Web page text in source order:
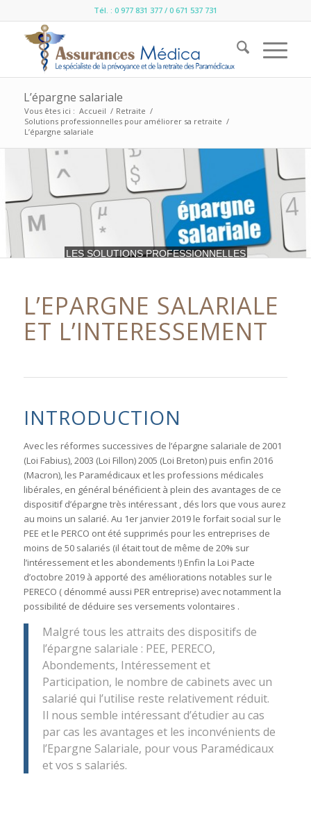
Tél. : 0 977 831 377 / 0 671 537 731
L’épargne salariale
Vous êtes ici : Accueil / Retraite /
Solutions professionnelles pour améliorer sa retraite /
L’épargne salariale
LES SOLUTIONS PROFESSIONNELLES
L’EPARGNE SALARIALE
ET L’INTERESSEMENT
INTRODUCTION
Avec les réformes successives de l’épargne salariale de 2001
(Loi Fabius), 2003 (Loi Fillon) 2005 (Loi Breton) puis enfin 2016
(Macron), les Paramédicaux et les professions médicales
libérales, en général bénéficient à plein des avantages de ce
dispositif d’épargne très intéressant , dés lors que vous aurez
au moins un salarié. Au 1er janvier 2019 le forfait social sur le
PEE et le PERCO ont été supprimés pour les entreprises de
moins de 50 salariés (il était tout de même de 20% sur
l’intéressement et les abondements !) Enfin la Loi Pacte
d’octobre 2019 à apporté des améliorations notables sur le
PERECO ( dénommé aussi PER entreprise) avec notamment la
possibilité de déduire ses versements volontaires .
Malgré tous les attraits des dispositifs de
l’épargne salariale : PEE, PERECO,
Abondements, Intéressement et
Participation, le nombre de cabinets avec un
salarié qui l’utilise reste relativement réduit.
Il nous semble intéressant d’étudier au cas
par cas les avantages et les inconvénients de
l’Epargne Salariale, pour vous Paramédicaux
et vos s salariés.